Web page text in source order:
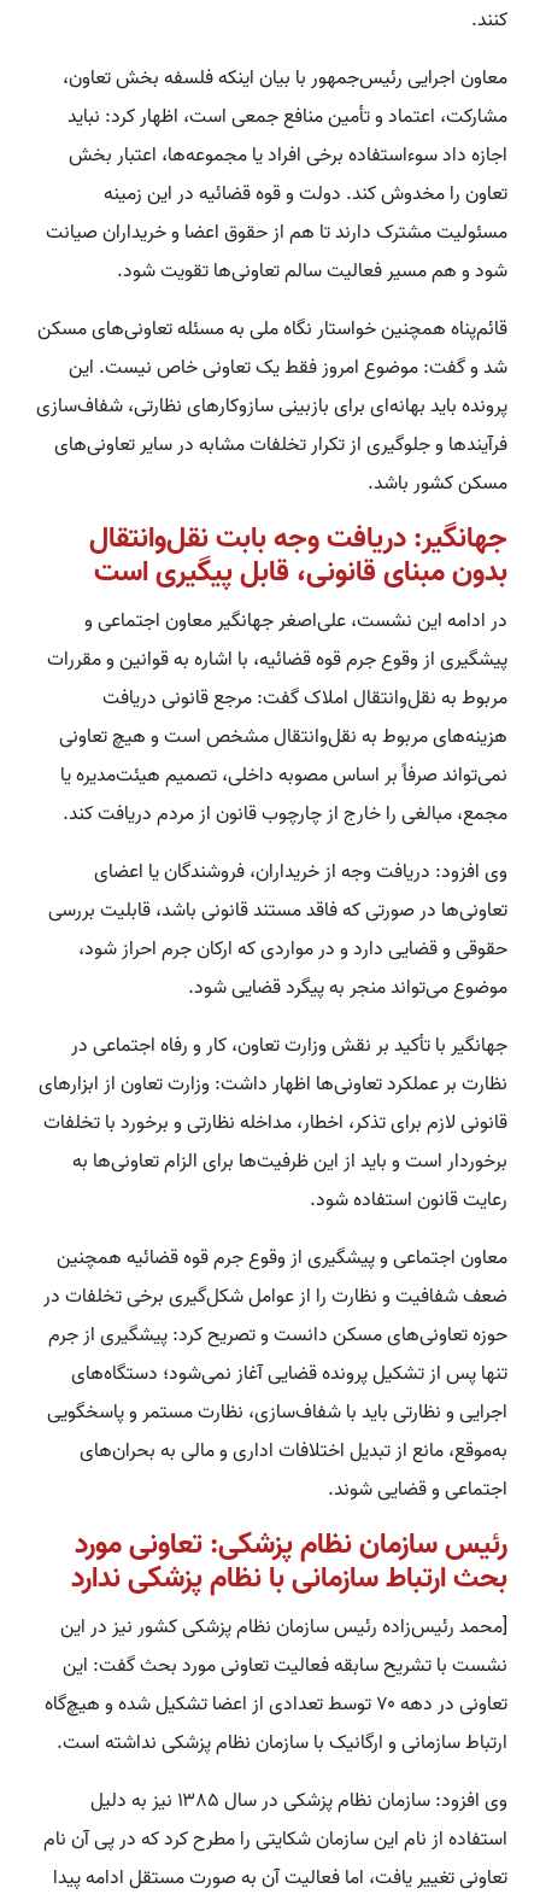
کنند.
معاون اجرایی رئیس‌جمهور با بیان اینکه فلسفه بخش تعاون،
مشارکت، اعتماد و تأمین منافع جمعی است، اظهار کرد: نباید
اجازه داد سوءاستفاده برخی افراد یا مجموعه‌ها، اعتبار بخش
تعاون را مخدوش کند. دولت و قوه قضائیه در این زمینه
مسئولیت مشترک دارند تا هم از حقوق اعضا و خریداران صیانت
شود و هم مسیر فعالیت سالم تعاونی‌ها تقویت شود.
قائم‌پناه همچنین خواستار نگاه ملی به مسئله تعاونی‌های مسکن
شد و گفت: موضوع امروز فقط یک تعاونی خاص نیست. این
پرونده باید بهانه‌ای برای بازبینی سازوکارهای نظارتی، شفاف‌سازی
فرآیندها و جلوگیری از تکرار تخلفات مشابه در سایر تعاونی‌های
مسکن کشور باشد.
جهانگیر: دریافت وجه بابت نقل‌وانتقال
بدون مبنای قانونی، قابل پیگیری است
در ادامه این نشست، علی‌اصغر جهانگیر معاون اجتماعی و
پیشگیری از وقوع جرم قوه قضائیه، با اشاره به قوانین و مقررات
مربوط به نقل‌وانتقال املاک گفت: مرجع قانونی دریافت
هزینه‌های مربوط به نقل‌وانتقال مشخص است و هیچ تعاونی
نمی‌تواند صرفاً بر اساس مصوبه داخلی، تصمیم هیئت‌مدیره یا
مجمع، مبالغی را خارج از چارچوب قانون از مردم دریافت کند.
وی افزود: دریافت وجه از خریداران، فروشندگان یا اعضای
تعاونی‌ها در صورتی که فاقد مستند قانونی باشد، قابلیت بررسی
حقوقی و قضایی دارد و در مواردی که ارکان جرم احراز شود،
موضوع می‌تواند منجر به پیگرد قضایی شود.
جهانگیر با تأکید بر نقش وزارت تعاون، کار و رفاه اجتماعی در
نظارت بر عملکرد تعاونی‌ها اظهار داشت: وزارت تعاون از ابزارهای
قانونی لازم برای تذکر، اخطار، مداخله نظارتی و برخورد با تخلفات
برخوردار است و باید از این ظرفیت‌ها برای الزام تعاونی‌ها به
رعایت قانون استفاده شود.
معاون اجتماعی و پیشگیری از وقوع جرم قوه قضائیه همچنین
ضعف شفافیت و نظارت را از عوامل شکل‌گیری برخی تخلفات در
حوزه تعاونی‌های مسکن دانست و تصریح کرد: پیشگیری از جرم
تنها پس از تشکیل پرونده قضایی آغاز نمی‌شود؛ دستگاه‌های
اجرایی و نظارتی باید با شفاف‌سازی، نظارت مستمر و پاسخگویی
به‌موقع، مانع از تبدیل اختلافات اداری و مالی به بحران‌های
اجتماعی و قضایی شوند.
رئیس سازمان نظام پزشکی: تعاونی مورد
بحث ارتباط سازمانی با نظام پزشکی ندارد
[محمد رئیس‌زاده رئیس سازمان نظام پزشکی کشور نیز در این
نشست با تشریح سابقه فعالیت تعاونی مورد بحث گفت: این
تعاونی در دهه ۷۰ توسط تعدادی از اعضا تشکیل شده و هیچ‌گاه
ارتباط سازمانی و ارگانیک با سازمان نظام پزشکی نداشته است.
وی افزود: سازمان نظام پزشکی در سال ۱۳۸۵ نیز به دلیل
استفاده از نام این سازمان شکایتی را مطرح کرد که در پی آن نام
تعاونی تغییر یافت، اما فعالیت آن به صورت مستقل ادامه پیدا